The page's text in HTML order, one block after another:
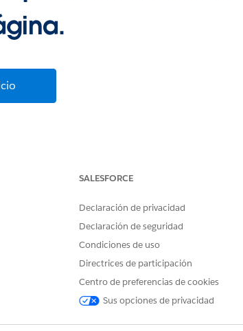
SALESFORCE
Declaración de privacidad
Declaración de seguridad
Condiciones de uso
Directrices de participación
Centro de preferencias de cookies
Sus opciones de privacidad